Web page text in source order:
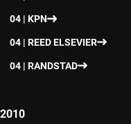
04 | KPN
04 | REED ELSEVIER
04 | RANDSTAD
2010